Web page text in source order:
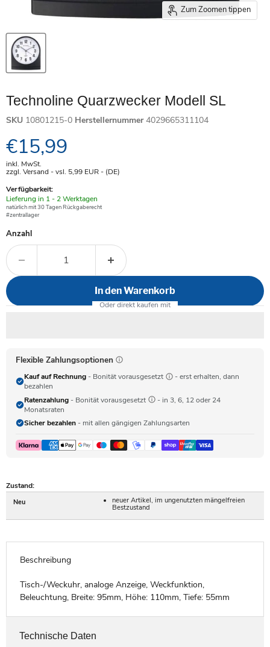
Zum Zoomen tippen
Technoline Quarzwecker Modell SL
SKU 10801215-0 Herstellernummer 4029665311104
Aktueller Preis
€15,99
inkl. MwSt.
zzgl. Versand - vsl. 5,99 EUR- (DE)
Verfügbarkeit:
Verfügbar
-
Lieferung in 1 - 2 Werktagen
natürlich mit 30 Tagen Rückgaberecht
#zentrallager
Anzahl
In den Warenkorb
Flexible Zahlungsoptionen
Kauf auf Rechnung - Bonität vorausgesetzt
- erst erhalten, dann
bezahlen
Ratenzahlung - Bonität vorausgesetzt
- in 3, 6, 12 oder 24
Monatsraten
Sicher bezahlen - mit allen gängigen Zahlungsarten
Zustand:
Neu
neuer Artikel, im ungenutzten mängelfreien
Bestzustand
Beschreibung
Tisch-/Weckuhr, analoge Anzeige, Weckfunktion,
Beleuchtung, Breite: 95mm, Höhe: 110mm, Tiefe: 55mm
Technische Daten